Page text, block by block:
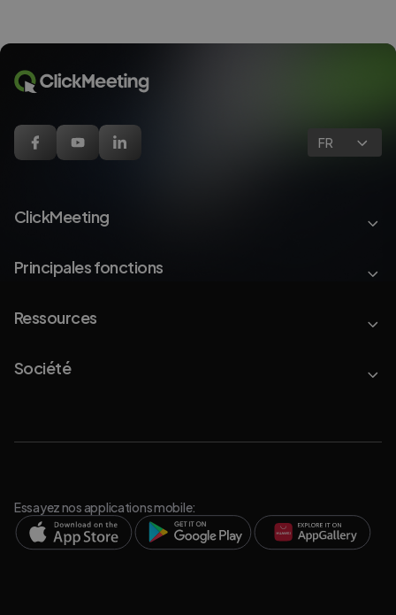
FR
ClickMeeting
Principales fonctions
Ressources
Société
Essayez nos applications mobile: